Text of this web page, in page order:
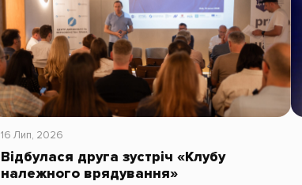
16 Лип, 2026
Відбулася друга зустріч «Клубу
належного врядування»